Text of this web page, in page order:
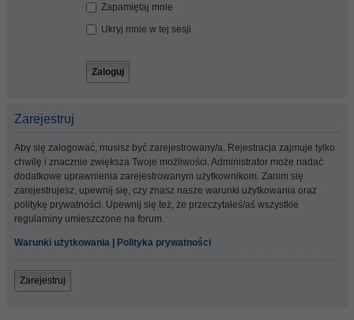
Zapamiętaj mnie
Ukryj mnie w tej sesji
Zarejestruj
Aby się zalogować, musisz być zarejestrowany/a. Rejestracja zajmuje tylko
chwilę i znacznie zwiększa Twoje możliwości. Administrator może nadać
dodatkowe uprawnienia zarejestrowanym użytkownikom. Zanim się
zarejestrujesz, upewnij się, czy znasz nasze warunki użytkowania oraz
politykę prywatności. Upewnij się też, że przeczytałeś/aś wszystkie
regulaminy umieszczone na forum.
Warunki użytkowania Polityka prywatności
Zarejestruj